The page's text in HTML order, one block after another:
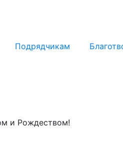
Подрядчикам
и Рождеством!